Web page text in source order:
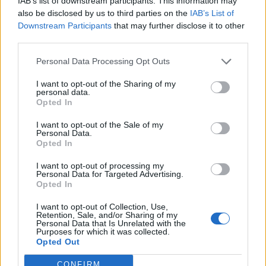
also be disclosed by us to third parties on the IAB’s List of
Downstream Participants that may further disclose it to other
Personal Data Processing Opt Outs
I want to opt-out of the Sharing of my
personal data.
Opted In
I want to opt-out of the Sale of my
Personal Data.
Opted In
I want to opt-out of processing my
Personal Data for Targeted Advertising.
Opted In
I want to opt-out of Collection, Use,
Retention, Sale, and/or Sharing of my
Personal Data that Is Unrelated with the
Purposes for which it was collected.
Opted Out
Jodi (I)
10,0 µg
7 %
Kalium (K)
155,0 mg
5 %
19,0 mg
2 %
Kupari (Cu)
0,2 mg
19 %
Natrium (Na)
Seleeni (Se)
Sinkki (Zn)
0,8 mg
Fineli (THL)
* Tavoite kertoo ravintoaineen määrän ja osuuden viittellisestä